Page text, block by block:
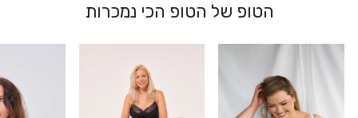
הטופ של הטופ הכי נמכרות